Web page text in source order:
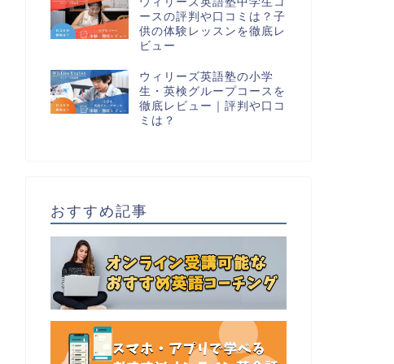
ースの評判や口コミは？子
供の体験レッスンを徹底レ
ビュー
ウィリーズ英語塾の小学
生・英検グループコースを
徹底レビュー｜評判や口コ
ミは？
おすすめ記事